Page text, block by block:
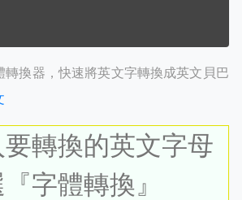
轉換器，快速將英文字轉換成英文貝巴